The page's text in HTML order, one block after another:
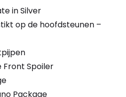
in Silver
op de hoofdsteunen –
Front Spoiler
Package